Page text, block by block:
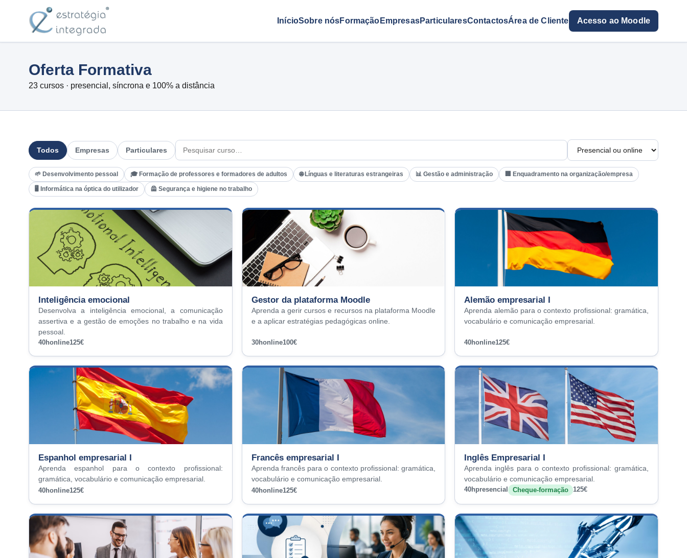
InícioSobre nósFormação EmpresasParticularesContactosÁrea de Cliente Acesso ao Moodle
Oferta Formativa
23 cursos · presencial, síncrona e 100% a distância
Todos Empresas Particulares
🌱 Desenvolvimento pessoal 🎓 Formação de professores e formadores de adultos 🌐 Línguas e literaturas estrangeiras 📊 Gestão e administração 🏢 Enquadramento na organização/empresa
🖥️ Informática na óptica do utilizador 🦺 Segurança e higiene no trabalho
Inteligência emocional
Desenvolva a inteligência emocional, a comunicação
assertiva e a gestão de emoções no trabalho e na vida
pessoal.
40honline125€
Gestor da plataforma Moodle
Aprenda a gerir cursos e recursos na plataforma Moodle
e a aplicar estratégias pedagógicas online.
30honline100€
Alemão empresarial I
Aprenda alemão para o contexto profissional: gramática,
vocabulário e comunicação empresarial.
40honline125€
Espanhol empresarial I
Aprenda espanhol para o contexto profissional:
gramática, vocabulário e comunicação empresarial.
40honline125€
Francês empresarial I
Aprenda francês para o contexto profissional: gramática,
vocabulário e comunicação empresarial.
40honline125€
Inglês Empresarial I
Aprenda inglês para o contexto profissional: gramática,
vocabulário e comunicação empresarial.
40hpresencial Cheque-formação 125€